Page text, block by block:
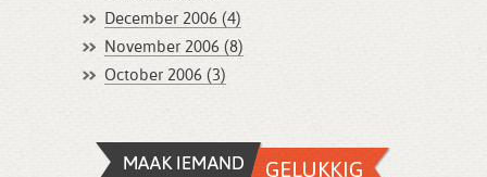
December 2006 (4)
November 2006 (8)
October 2006 (3)